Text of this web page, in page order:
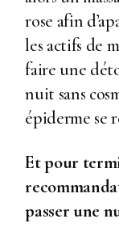
rose afin
les actifs de
faire une
nuit sans
épiderme se
Et pour
passer une